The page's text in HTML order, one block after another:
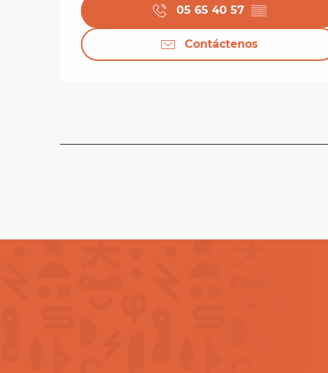
05 65 40 57 ▒▒
Contáctenos